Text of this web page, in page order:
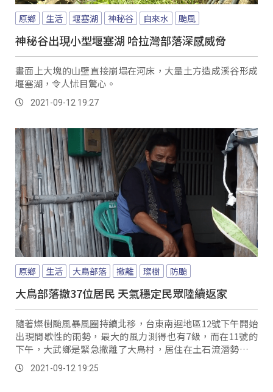
原鄉 生活 堰塞湖 神秘谷 自來水 颱風
神秘谷出現小型堰塞湖 哈拉灣部落深感威脅
畫面上大塊的山壁直接崩塌在河床，大量土方造成溪谷形成
堰塞湖，令人怵目驚心。
2021-09-12 19:27
原鄉 生活 大鳥部落 撤離 璨樹 防颱
大鳥部落撤37位居民 天氣穩定民眾陸續返家
隨著燦樹颱風暴風圈持續北移，台東南迴地區12號下午開始
出現間歇性的雨勢，最大的風力測得也有7級，而在11號的
下午，大武鄉是緊急撤離了大鳥村，居住在土石流潛勢區的
37位族人。
2021-09-12 19:25